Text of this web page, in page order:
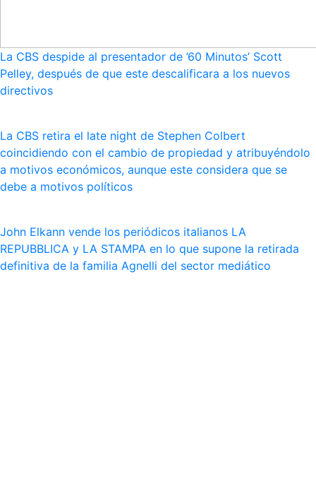
La CBS despide al presentador de ’60 Minutos’ Scott
Pelley, después de que este descalificara a los nuevos
directivos
La CBS retira el late night de Stephen Colbert
coincidiendo con el cambio de propiedad y atribuyéndolo
a motivos económicos, aunque este considera que se
debe a motivos políticos
John Elkann vende los periódicos italianos LA
REPUBBLICA y LA STAMPA en lo que supone la retirada
definitiva de la familia Agnelli del sector mediático